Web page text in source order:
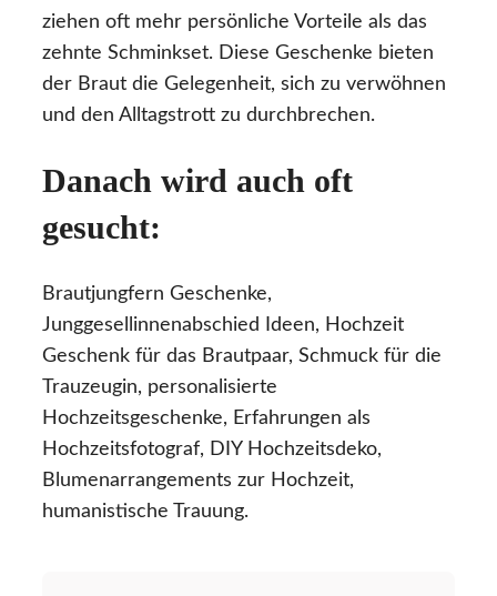
ziehen oft mehr persönliche Vorteile als das
zehnte Schminkset. Diese Geschenke bieten
der Braut die Gelegenheit, sich zu verwöhnen
und den Alltagstrott zu durchbrechen.
Danach wird auch oft
gesucht:
Brautjungfern Geschenke,
Junggesellinnenabschied Ideen, Hochzeit
Geschenk für das Brautpaar, Schmuck für die
Trauzeugin, personalisierte
Hochzeitsgeschenke, Erfahrungen als
Hochzeitsfotograf, DIY Hochzeitsdeko,
Blumenarrangements zur Hochzeit,
humanistische Trauung.